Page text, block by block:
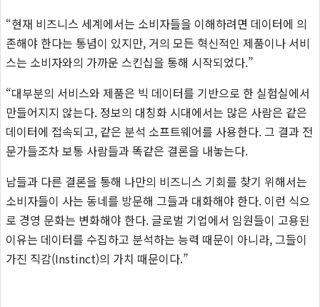
“현재 비즈니스 세계에서는 소비자들을 이해하려면 데이터에 의
존해야 한다는 통념이 있지만, 거의 모든 혁신적인 제품이나 서비
스는 소비자와의 가까운 스킨십을 통해 시작되었다.”
“대부분의 서비스와 제품은 빅 데이터를 기반으로 한 실험실에서
만들어지지 않는다. 정보의 대칭화 시대에서는 많은 사람은 같은
데이터에 접속되고, 같은 분석 소프트웨어를 사용한다. 그 결과 전
문가들조차 보통 사람들과 똑같은 결론을 내놓는다.
남들과 다른 결론을 통해 나만의 비즈니스 기회를 찾기 위해서는
소비자들이 사는 동네를 방문해 그들과 대화해야 한다. 이런 식으
로 경영 문화는 변화해야 한다. 글로벌 기업에서 임원들이 고용된
이유는 데이터를 수집하고 분석하는 능력 때문이 아니라, 그들이
가진 직감(Instinct)의 가치 때문이다.”